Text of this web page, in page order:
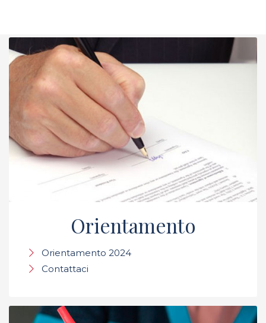
Orientamento
Orientamento 2024
Contattaci